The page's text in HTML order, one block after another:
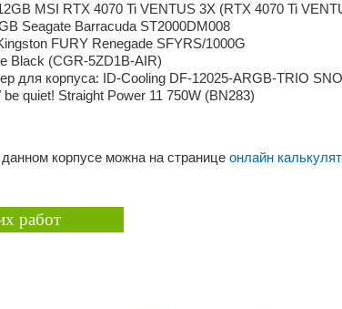
MSI RTX 4070 Ti VENTUS 3X (RTX 4070 Ti
Seagate Barracuda ST2000DM008
FURY Renegade SFYRS/1000G
Black (CGR-5ZD1B-AIR)
для корпуса: ID-Cooling DF-12025-ARGB-TRIO
quiet! Straight Power 11 750W (BN283)
корпусе можна на странице онлайн
работ